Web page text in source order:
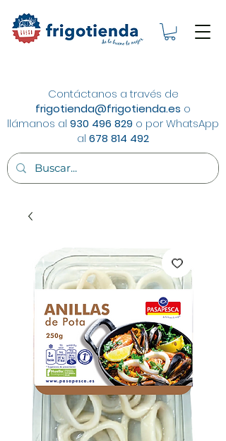
Contáctanos a través de
frigotienda@frigotienda.es o
llámanos al 930 496 829 o por WhatsApp
al 678 814 492